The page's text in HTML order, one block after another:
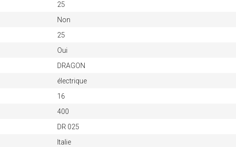
25
Non
25
Oui
DRAGON
électrique
16
400
DR 025
Italie